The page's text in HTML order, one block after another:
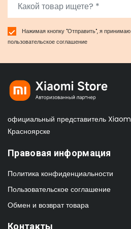
Нажимая кнопку "Отправить", я принимаю
пользовательское соглашение
официальный представитель
Красноярске
Правовая информация
Политика конфиденциальности
Пользовательское соглашение
Обмен и возврат товара
Контакты